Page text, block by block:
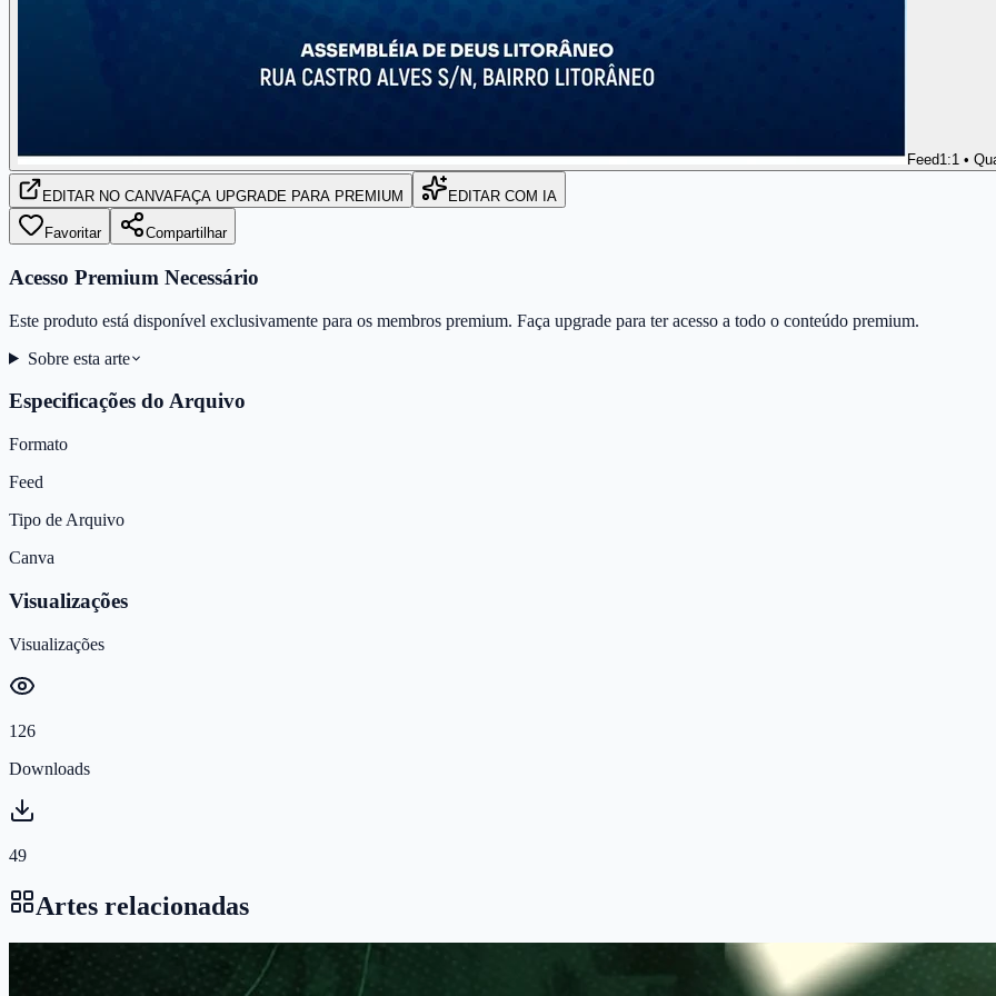
Feed1:1 •
EDITAR NO CANVAFAÇA UPGRADE PARA PREMIUM EDITAR COM IA
Favoritar Compartilhar
Acesso Premium Necessário
Este produto está disponível exclusivamente para os membros premium. Faça upgrade para ter acesso a todo o conteúdo premium.
Sobre esta arte
Especificações do Arquivo
Formato
Feed
Tipo de Arquivo
Canva
Visualizações
Visualizações
126
Downloads
49
Artes relacionadas